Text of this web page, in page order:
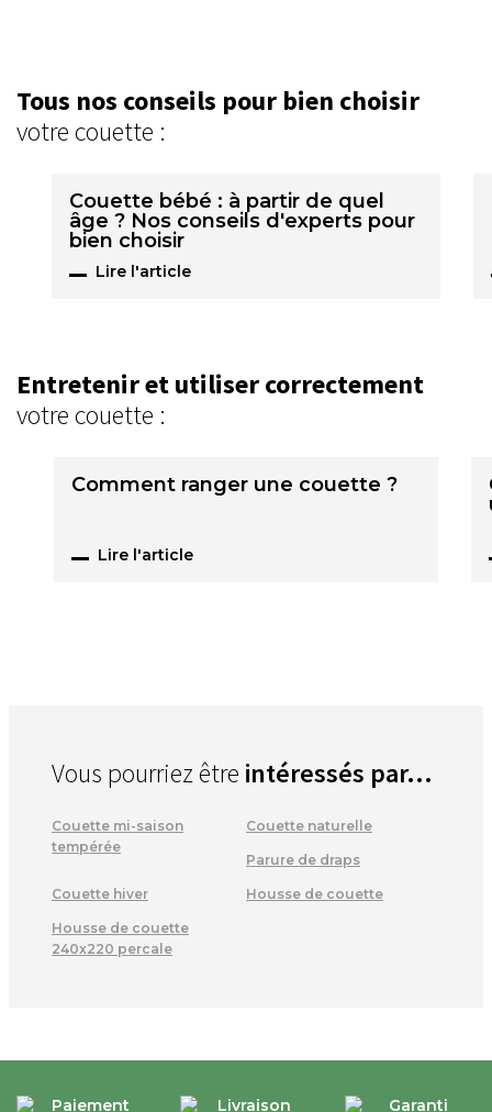
Tous nos conseils pour bien choisir
votre couette :
Couette bébé : à partir de quel
âge ? Nos conseils d'experts pour
bien choisir
Lire l'article
Entretenir et utiliser correctement
votre couette :
Comment ranger une couette ?
Lire l'article
Vous pourriez être intéressés par...
Couette mi-saison
tempérée
Couette naturelle
Parure de draps
Couette hiver Housse de couette
Housse de couette
240x220 percale